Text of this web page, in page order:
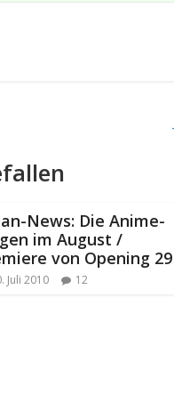
News: Die Anime-
im August /
von Opening 29
Juli 2010 12